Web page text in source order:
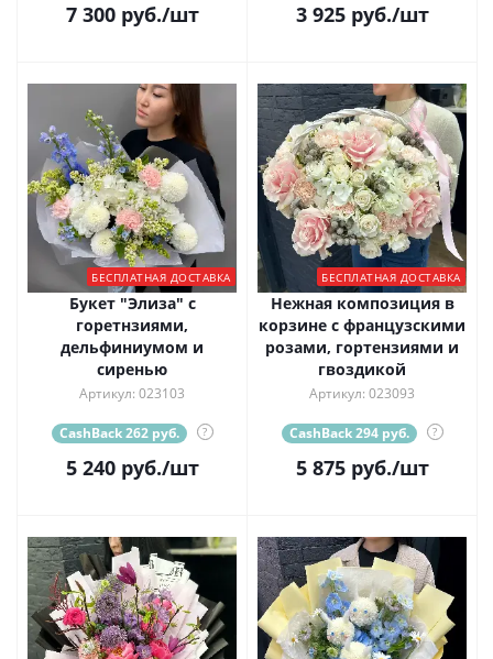
7 300руб./шт 3 925руб./шт
БЕСПЛАТНАЯ ДОСТАВКА
Букет "Элиза" с
горетнзиями,
дельфиниумом и
сиренью
Артикул: 023103
CashBack 262 руб. ?
5 240руб./шт
БЕСПЛАТНАЯ ДОСТАВКА
Нежная композиция в
корзине с французскими
розами, гортензиями и
гвоздикой
Артикул: 023093
CashBack 294 руб. ?
5 875руб./шт